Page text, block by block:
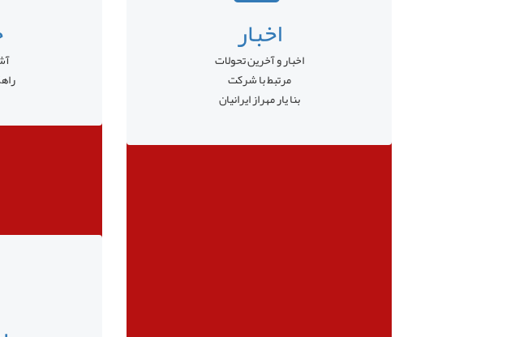
اخبار
اخبار و آخرین تحولات
مرتبط با شرکت
بنا یار مهراز ایرانیان